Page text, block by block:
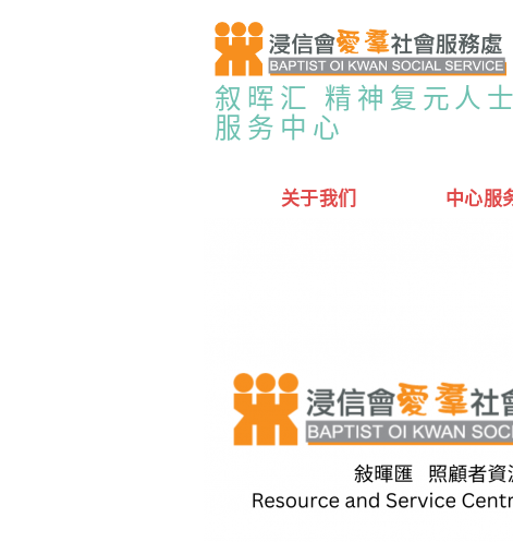
叙晖汇 精神复元人
服务中心
关于我们 中心服